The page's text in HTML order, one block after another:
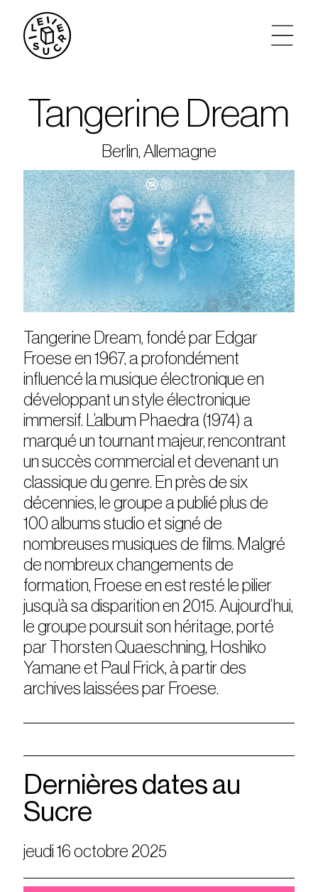
agenda
tickets
le sucre max
partenariats
privatisations
Tangerine Dream
Berlin, Allemagne
Tangerine Dream, fondé par Edgar
Froese en 1967, a profondément
influencé la musique électronique en
développant un style électronique
immersif. L’album Phaedra (1974) a
marqué un tournant majeur, rencontrant
un succès commercial et devenant un
classique du genre. En près de six
décennies, le groupe a publié plus de
100 albums studio et signé de
nombreuses musiques de films. Malgré
de nombreux changements de
formation, Froese en est resté le pilier
jusqu’à sa disparition en 2015. Aujourd’hui,
le groupe poursuit son héritage, porté
par Thorsten Quaeschning, Hoshiko
Yamane et Paul Frick, à partir des
archives laissées par Froese.
Dernières dates au
Sucre
jeudi 16 octobre 2025